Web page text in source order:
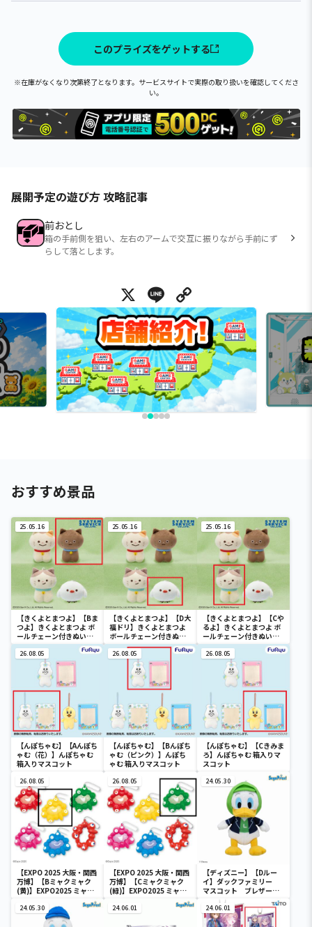
このプライズをゲットする
※在庫がなくなり次第終了となります。サービスサイトで実際の取り扱いを確認してくださ
い。
展開予定の遊び方 攻略記事
前おとし
箱の手前側を狙い、左右のアームで交互に振りながら手前にず
らして落とします。
X Line
おすすめ景品
25.05.16
【きくよとまつよ】【Bま
つよ】きくよとまつよ ボ
ールチェーン付きぬいぐ
るみ
25.05.16
【きくよとまつよ】【D大
福ドリ】きくよとまつよ
ボールチェーン付きぬい
ぐるみ
25.05.16
【きくよとまつよ】【Cや
るよ】きくよとまつよ ボ
ールチェーン付きぬいぐ
るみ
26.08.05
【んぽちゃむ】【Aんぽち
ゃむ（花）】んぽちゃむ
箱入りマスコット
26.08.05
【んぽちゃむ】【Bんぽち
ゃむ（ピンク）】んぽち
ゃむ 箱入りマスコット
26.08.05
【んぽちゃむ】【Cきみま
ろ】んぽちゃむ 箱入りマ
スコット
26.08.05
【EXPO 2025 大阪・関西
万博】【Bミャクミャク
(黄)】EXPO2025 ミャク
ミャク カラフルスクイー
ズマスコット
26.08.05
【EXPO 2025 大阪・関西
万博】【Cミャクミャク
(緑)】EXPO2025 ミャク
ミャク カラフルスクイー
ズマスコット
24.05.30
【ディズニー】【Dルー
イ】ダックファミリー
マスコット ブレザーコ
スチューム
24.05.30 24.06.01 24.06.01